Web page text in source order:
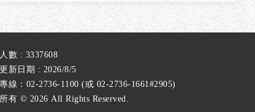
數 : 3337608
新日期 : 2026/8/5
線：02-2736-1100 (或 02-2736-1661#2905)
有 © 2026 All Rights Reserved.